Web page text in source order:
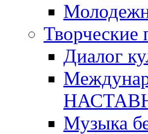
Творческие
Диалог
Музыка